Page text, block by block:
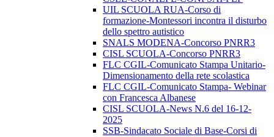
UIL SCUOLA RUA-Corso di
formazione-Montessori incontra il disturbo
dello spettro autistico
SNALS MODENA-Concorso PNRR3
CISL SCUOLA-Concorso PNRR3
FLC CGIL-Comunicato Stampa Unitario-
Dimensionamento della rete scolastica
FLC CGIL-Comunicato Stampa- Webinar
con Francesca Albanese
CISL SCUOLA-News N.6 del 16-12-
2025
SSB-Sindacato Sociale di Base-Corsi di